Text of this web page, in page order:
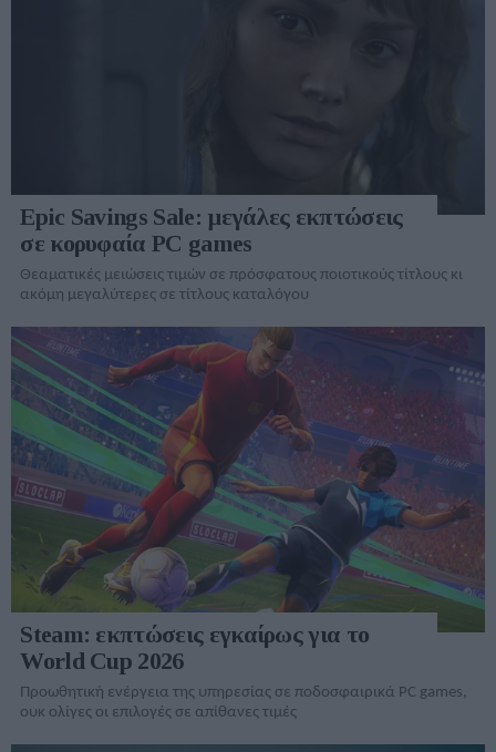
Epic Savings Sale: μεγάλες εκπτώσεις
σε κορυφαία PC games
Θεαματικές μειώσεις τιμών σε πρόσφατους ποιοτικούς τίτλους κι
ακόμη μεγαλύτερες σε τίτλους καταλόγου
Steam: εκπτώσεις εγκαίρως για το
World Cup 2026
Προωθητική ενέργεια της υπηρεσίας σε ποδοσφαιρικά PC games,
ουκ ολίγες οι επιλογές σε απίθανες τιμές